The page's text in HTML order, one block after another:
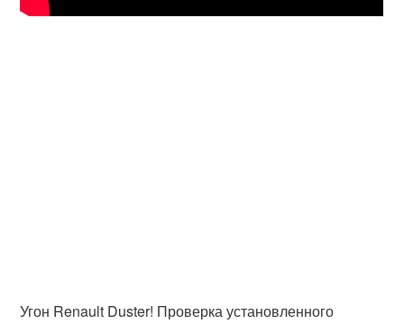
Угон Renault Duster! Проверка установленного